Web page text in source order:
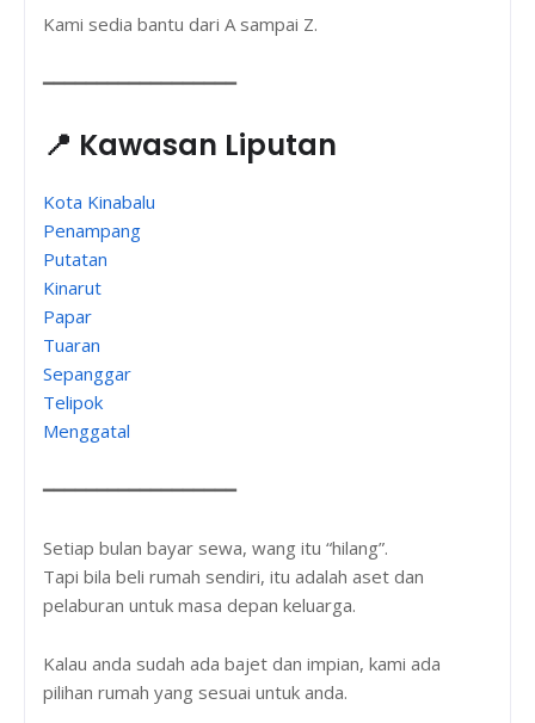
Kami sedia bantu dari A sampai Z.
━━━━━━━━━━━━━━━━━━
📍 Kawasan Liputan
Kota Kinabalu
Penampang
Putatan
Kinarut
Papar
Tuaran
Sepanggar
Telipok
Menggatal
━━━━━━━━━━━━━━━━━━
Setiap bulan bayar sewa, wang itu “hilang”.
Tapi bila beli rumah sendiri, itu adalah aset dan
pelaburan untuk masa depan keluarga.
Kalau anda sudah ada bajet dan impian, kami ada
pilihan rumah yang sesuai untuk anda.